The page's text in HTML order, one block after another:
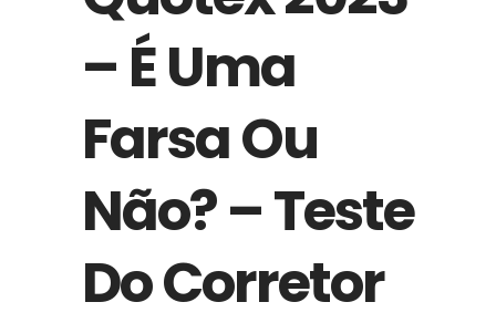
– É Uma
Farsa Ou
Não? – Teste
Do Corretor